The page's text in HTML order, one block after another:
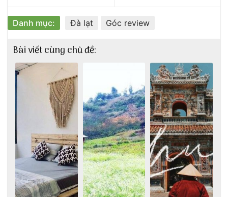
Danh mục: Đà lạt Góc review
Bài viết cùng chủ đề: